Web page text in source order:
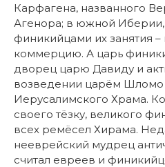
Карфагена, названного
Агенора; в южной Иберии,
финикийцами их занятия –
коммерцию. А царь
дворец царю Давиду и
возведении царём
Иерусалимского Храма.
своего тёзку, великого
всех ремёсел Хирама.
нееврейский мудрец
считал евреев и